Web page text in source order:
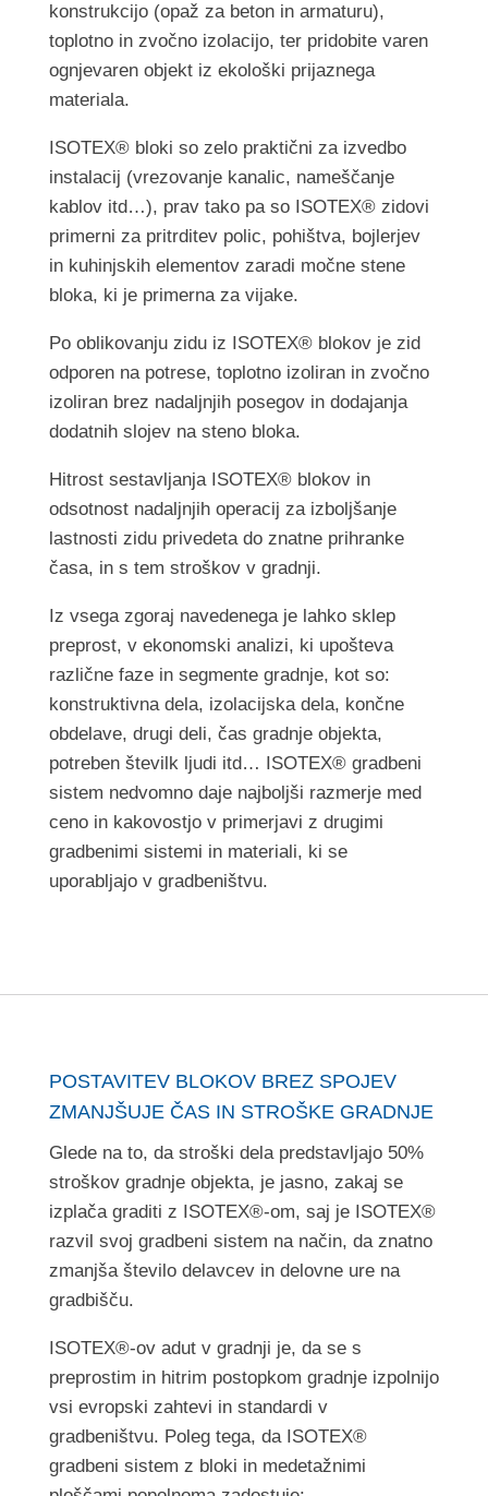
konstrukcijo (opaž za beton in armaturu),
toplotno in zvočno izolacijo, ter pridobite varen
ognjevaren objekt iz ekološki prijaznega
materiala.
ISOTEX® bloki so zelo praktični za izvedbo
instalacij (vrezovanje kanalic, nameščanje
kablov itd…), prav tako pa so ISOTEX® zidovi
primerni za pritrditev polic, pohištva, bojlerjev
in kuhinjskih elementov zaradi močne stene
bloka, ki je primerna za vijake.
Po oblikovanju zidu iz ISOTEX® blokov je zid
odporen na potrese, toplotno izoliran in zvočno
izoliran brez nadaljnjih posegov in dodajanja
dodatnih slojev na steno bloka.
Hitrost sestavljanja ISOTEX® blokov in
odsotnost nadaljnjih operacij za izboljšanje
lastnosti zidu privedeta do znatne prihranke
časa, in s tem stroškov v gradnji.
Iz vsega zgoraj navedenega je lahko sklep
preprost, v ekonomski analizi, ki upošteva
različne faze in segmente gradnje, kot so:
konstruktivna dela, izolacijska dela, končne
obdelave, drugi deli, čas gradnje objekta,
potreben številk ljudi itd… ISOTEX® gradbeni
sistem nedvomno daje najboljši razmerje med
ceno in kakovostjo v primerjavi z drugimi
gradbenimi sistemi in materiali, ki se
uporabljajo v gradbeništvu.
POSTAVITEV BLOKOV BREZ SPOJEV
ZMANJŠUJE ČAS IN STROŠKE GRADNJE
Glede na to, da stroški dela predstavljajo 50%
stroškov gradnje objekta, je jasno, zakaj se
izplača graditi z ISOTEX®-om, saj je ISOTEX®
razvil svoj gradbeni sistem na način, da znatno
zmanjša število delavcev in delovne ure na
gradbišču.
ISOTEX®-ov adut v gradnji je, da se s
preprostim in hitrim postopkom gradnje izpolnijo
vsi evropski zahtevi in standardi v
gradbeništvu. Poleg tega, da ISOTEX®
gradbeni sistem z bloki in medetažnimi